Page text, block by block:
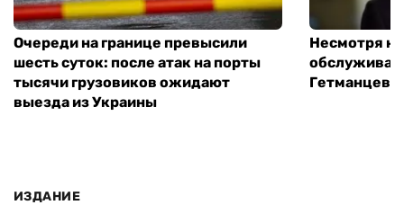
Очереди на границе превысили
шесть суток: после атак на порты
тысячи грузовиков ожидают
выезда из Украины
Несмотря на
Гетманцев
ИЗДАНИЕ